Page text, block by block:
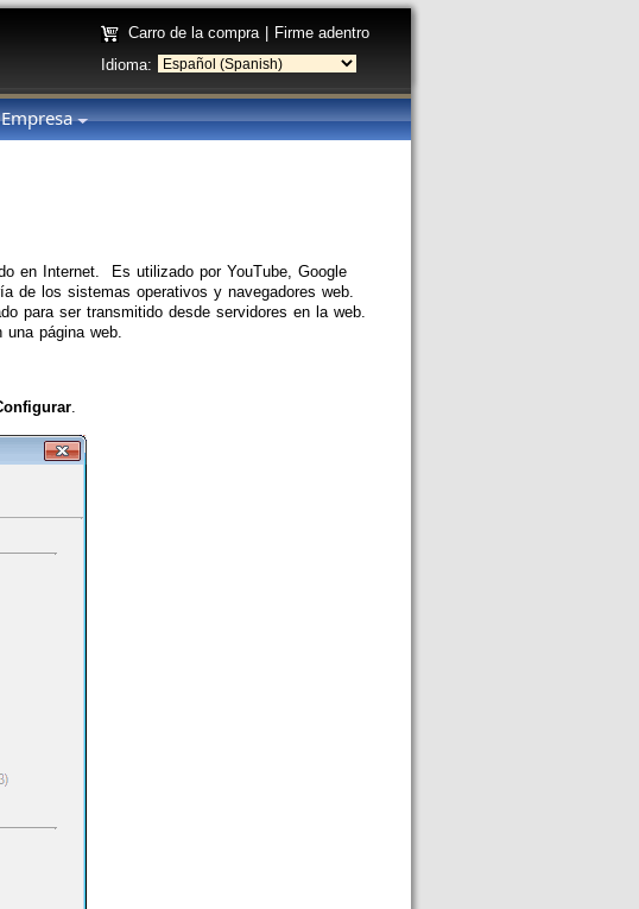
Carro de la compra
Firme adentro
Idioma:
Empresa
en Internet. Es utilizado por YouTube, Google
de los sistemas operativos y navegadores web.
para ser transmitido desde servidores en la web.
una página web.